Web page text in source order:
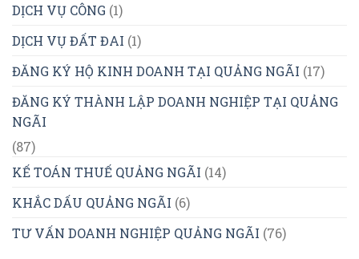
DỊCH VỤ CÔNG (1)
DỊCH VỤ ĐẤT ĐAI (1)
ĐĂNG KÝ HỘ KINH DOANH TẠI QUẢNG NGÃI (17)
ĐĂNG KÝ THÀNH LẬP DOANH NGHIỆP TẠI QUẢNG
NGÃI
(87)
KẾ TOÁN THUẾ QUẢNG NGÃI (14)
KHẮC DẤU QUẢNG NGÃI (6)
TƯ VẤN DOANH NGHIỆP QUẢNG NGÃI (76)